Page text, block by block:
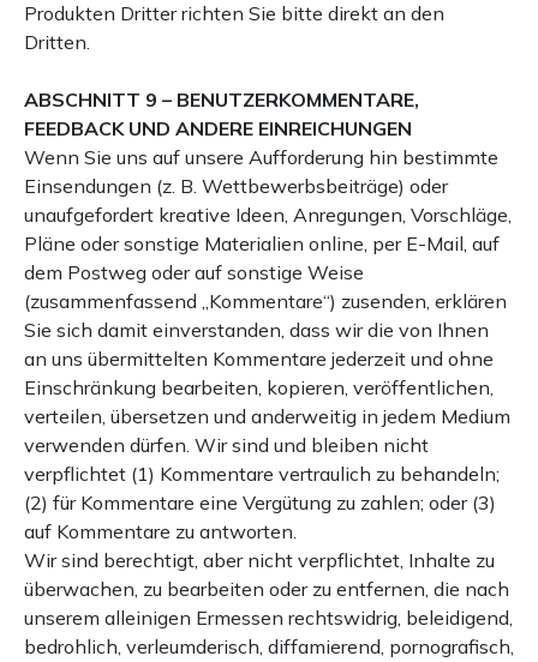
Produkten Dritter richten Sie bitte direkt an den
Dritten.
ABSCHNITT 9 – BENUTZERKOMMENTARE,
FEEDBACK UND ANDERE EINREICHUNGEN
Wenn Sie uns auf unsere Aufforderung hin bestimmte
Einsendungen (z. B. Wettbewerbsbeiträge) oder
unaufgefordert kreative Ideen, Anregungen, Vorschläge,
Pläne oder sonstige Materialien online, per E-Mail, auf
dem Postweg oder auf sonstige Weise
(zusammenfassend „Kommentare“) zusenden, erklären
Sie sich damit einverstanden, dass wir die von Ihnen
an uns übermittelten Kommentare jederzeit und ohne
Einschränkung bearbeiten, kopieren, veröffentlichen,
verteilen, übersetzen und anderweitig in jedem Medium
verwenden dürfen. Wir sind und bleiben nicht
verpflichtet (1) Kommentare vertraulich zu behandeln;
(2) für Kommentare eine Vergütung zu zahlen; oder (3)
auf Kommentare zu antworten.
Wir sind berechtigt, aber nicht verpflichtet, Inhalte zu
überwachen, zu bearbeiten oder zu entfernen, die nach
unserem alleinigen Ermessen rechtswidrig, beleidigend,
bedrohlich, verleumderisch, diffamierend, pornografisch,